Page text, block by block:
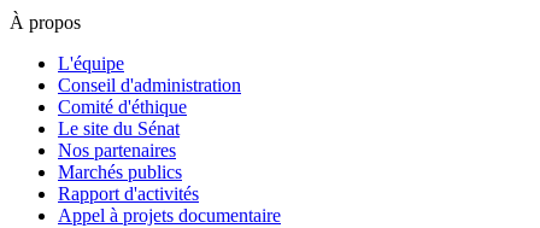
À propos
L'équipe
Conseil d'administration
Comité d'éthique
Le site du Sénat
Nos partenaires
Marchés publics
Rapport d'activités
Appel à projets documentaire